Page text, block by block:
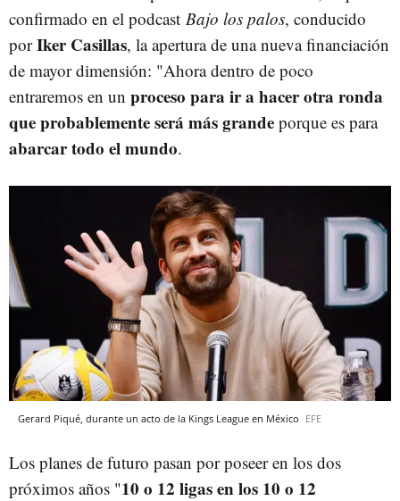
confirmado en el podcast Bajo los palos, conducido
porIker Casillas, la apertura de una nueva financiación
de mayor dimensión: "Ahora dentro de poco
entraremos en un proceso para ir a hacer otra ronda
que probablemente será más grande porque es para
abarcar todo el mundo.
Gerard Piqué, durante un acto de la Kings League en México EFE
Los planes de futuro pasan por poseer en los dos
próximos años "10 o 12 ligas en los 10 o 12